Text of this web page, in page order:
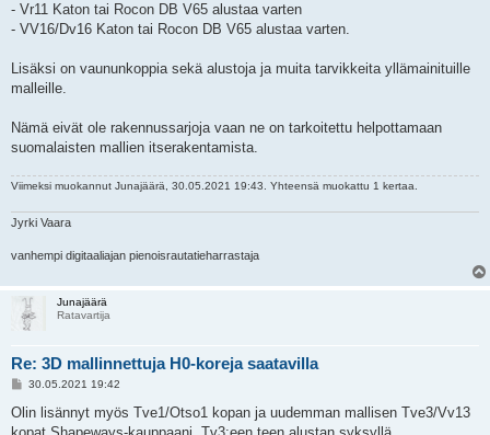
- Vr11 Katon tai Rocon DB V65 alustaa varten
- VV16/Dv16 Katon tai Rocon DB V65 alustaa varten.
Lisäksi on vaununkoppia sekä alustoja ja muita tarvikkeita yllämainituille
malleille.
Nämä eivät ole rakennussarjoja vaan ne on tarkoitettu helpottamaan
suomalaisten mallien itserakentamista.
Viimeksi muokannut Junajäärä , 30.05.2021 19:43. Yhteensä muokattu 1 kertaa.
Jyrki Vaara
vanhempi digitaaliajan pienoisrautatieharrastaja
Junajäärä
Ratavartija
Re: 3D mallinnettuja H0-koreja saatavilla
V
e
30.05.2021 19:42
Olin lisännyt myös Tve1/Otso1 kopan ja uudemman mallisen Tve3/Vv13